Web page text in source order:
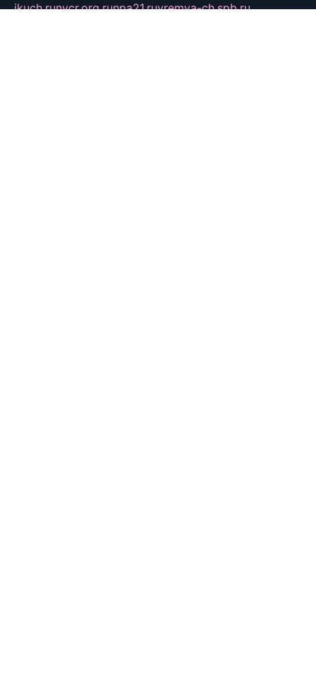
ikuch.runycr.org.runpa21.ruvremya-ch.spb.ru